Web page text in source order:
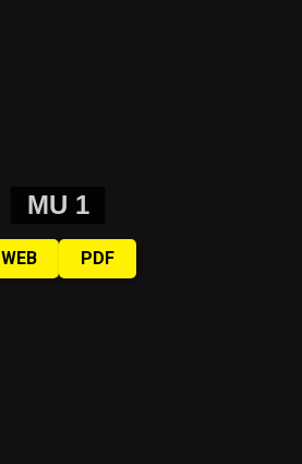
MU 1
WEB PDF